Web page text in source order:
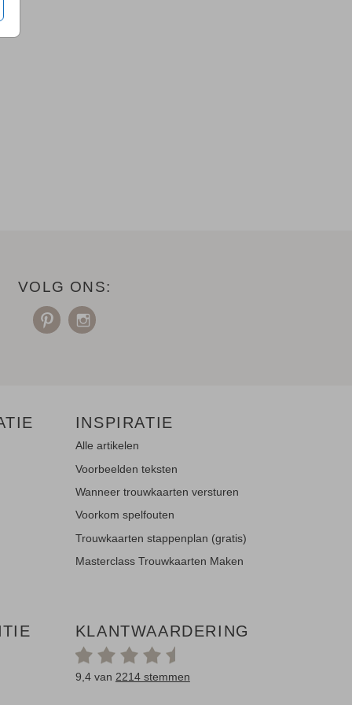
VOLG ONS:
INSPIRATIE
Alle artikelen
Voorbeelden teksten
Wanneer trouwkaarten versturen
Voorkom spelfouten
Trouwkaarten stappenplan (gratis)
Masterclass Trouwkaarten Maken
KLANTWAARDERING
9,4 van 2214 stemmen